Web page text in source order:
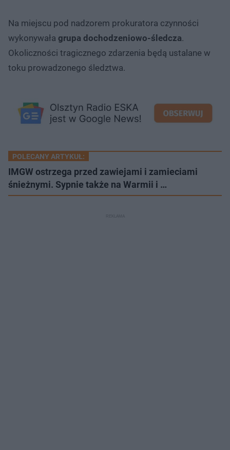
Na miejscu pod nadzorem prokuratora czynności
wykonywała grupa dochodzeniowo-śledcza.
Okoliczności tragicznego zdarzenia będą ustalane w
toku prowadzonego śledztwa.
POLECANY ARTYKUŁ:
IMGW ostrzega przed zawiejami i zamieciami
śnieżnymi. Sypnie także na Warmii i …